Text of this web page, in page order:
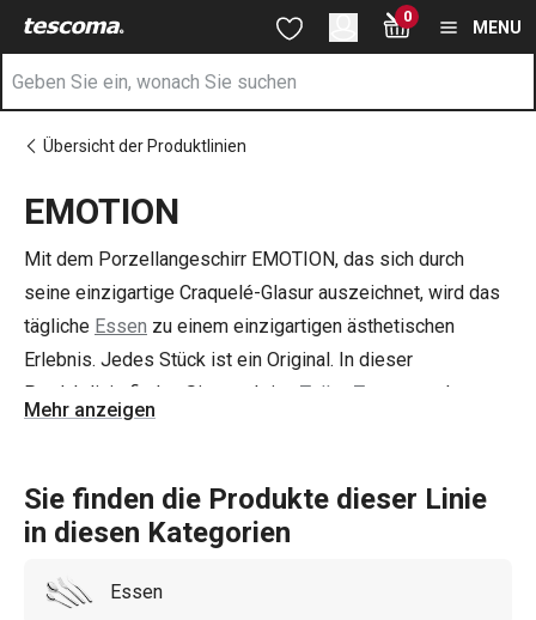
Sie befinden sich auf der EMOTION Seite
Zum Hauptinhalt springen
Zur Suche springen
Zur Navigation springen 0
MENU
Übersicht der Produktlinien
EMOTION
Mit dem Porzellangeschirr EMOTION, das sich durch
seine einzigartige Craquelé-Glasur auszeichnet, wird das
tägliche Essen zu einem einzigartigen ästhetischen
Erlebnis. Jedes Stück ist ein Original. In dieser
Produktlinie finden Sie attraktive Teller Tassen
und
Schalen, die Sie in beliebig vielen Sets zusammenstellen
Mehr anzeigen
Sie finden die Produkte dieser Linie
in diesen Kategorien
Essen